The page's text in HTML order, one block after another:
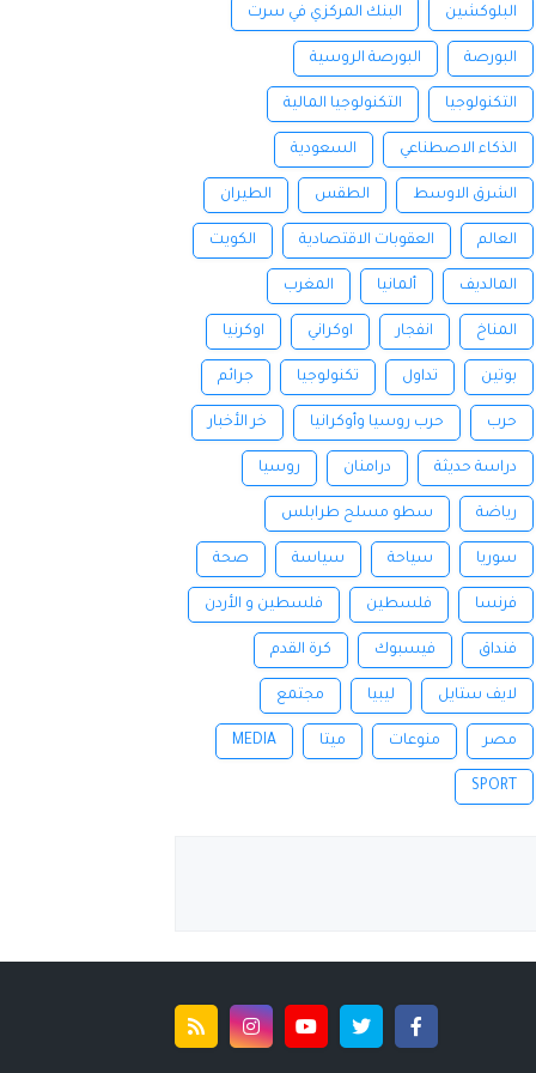
البلوكشين البنك المركزي في سرت
البورصة البورصة الروسية
التكنولوجيا التكنولوجيا المالية
الذكاء الاصطناعي السعودية
الشرق الاوسط الطقس الطيران
العالم العقوبات الاقتصادية الكويت
المالديف ألمانيا المغرب
المناخ انفجار اوكراني اوكرنيا
بوتين تداول تكنولوجيا جرائم
حرب حرب روسيا وأوكرانيا خر الأخبار
دراسة حديثة درامنان روسيا
رياضة سطو مسلح طرابلس
سوريا سياحة سياسة صحة
فرنسا فلسطين فلسطين و الأردن
فنداق فيسبوك كرة القدم
لايف ستايل ليبيا مجتمع
مصر منوعات ميتا MEDIA
SPORT